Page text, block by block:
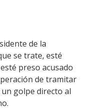
de la
se trate, esté
preso acusado
de tramitar
golpe directo al